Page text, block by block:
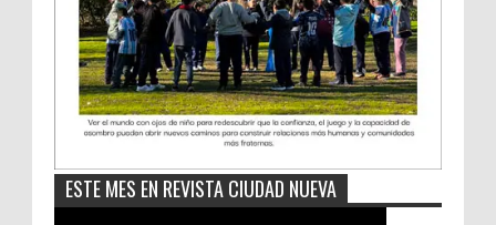
ESTE MES EN REVISTA CIUDAD NUEVA